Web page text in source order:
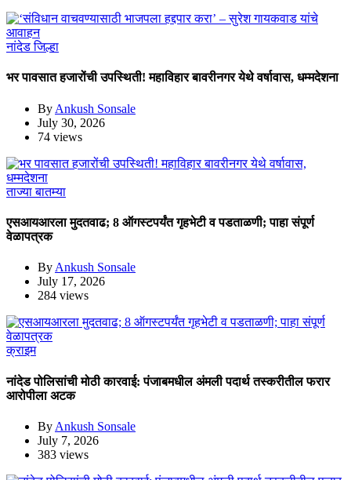
नांदेड जिल्हा
भर पावसात हजारोंची उपस्थिती! महाविहार बावरीनगर येथे वर्षावास, धम्मदेशना
By Ankush Sonsale
July 30, 2026
74 views
ताज्या बातम्या
एसआयआरला मुदतवाढ; 8 ऑगस्टपर्यंत गृहभेटी व पडताळणी; पाहा संपूर्ण
वेळापत्रक
By Ankush Sonsale
July 17, 2026
284 views
क्राइम
नांदेड पोलिसांची मोठी कारवाई: पंजाबमधील अंमली पदार्थ तस्करीतील फरार
आरोपीला अटक
By Ankush Sonsale
July 7, 2026
383 views